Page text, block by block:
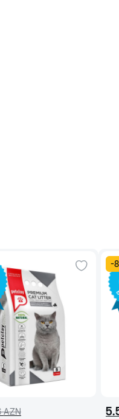
profili pişiyinizə yemin
pişiyin rasionuna
AZN
-8